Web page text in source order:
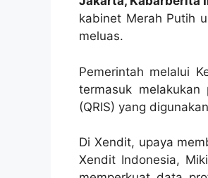
kabinet Merah Putih
meluas.
Pemerintah melalui
termasuk melakukan
(QRIS) yang
Di Xendit, upaya
Xendit Indonesia,